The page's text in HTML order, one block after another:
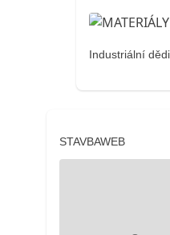
Industriální
STAVBAWEB